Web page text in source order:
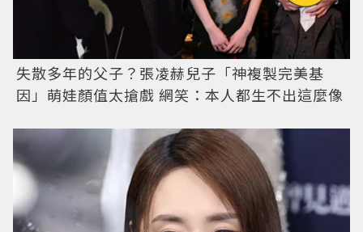
失散多年的父子？張凌赫兒子「神複製完美基
因」萌娃顏值太搶戲 網笑：本人都生不出這麼像